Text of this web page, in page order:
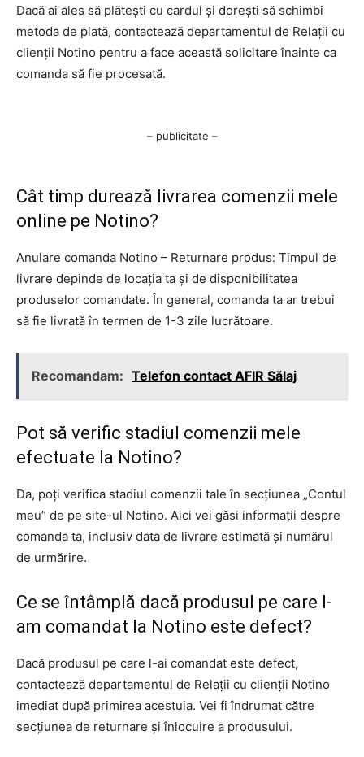
Dacă ai ales să plătești cu cardul și dorești să schimbi
metoda de plată, contactează departamentul de Relații cu
clienții Notino pentru a face această solicitare înainte ca
comanda să fie procesată.
– publicitate –
Cât timp durează livrarea comenzii mele
online pe Notino?
Anulare comanda Notino – Returnare produs: Timpul de
livrare depinde de locația ta și de disponibilitatea
produselor comandate. În general, comanda ta ar trebui
să fie livrată în termen de 1-3 zile lucrătoare.
Recomandam: Telefon contact AFIR Sălaj
Pot să verific stadiul comenzii mele
efectuate la Notino?
Da, poți verifica stadiul comenzii tale în secțiunea „Contul
meu” de pe site-ul Notino. Aici vei găsi informații despre
comanda ta, inclusiv data de livrare estimată și numărul
de urmărire.
Ce se întâmplă dacă produsul pe care l-
am comandat la Notino este defect?
Dacă produsul pe care l-ai comandat este defect,
contactează departamentul de Relații cu clienții Notino
imediat după primirea acestuia. Vei fi îndrumat către
secțiunea de returnare și înlocuire a produsului.